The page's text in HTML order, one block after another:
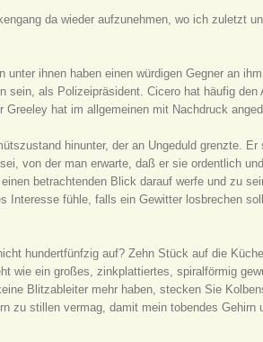
da wieder aufzunehmen, wo ich zuletzt
ihnen haben einen würdigen Gegner an
als Polizeipräsident. Cicero hat häufig
hat im allgemeinen mit Nachdruck
hinunter, der an Ungeduld grenzte.
von der man erwarte, daß er sie ordentlich
betrachtenden Blick darauf werfe und zu
fühle, falls ein Gewitter losbrechen
hundertfünfzig auf? Zehn Stück auf die
wie ein großes, zinkplattiertes, spiralförmig
Blitzableiter mehr haben, stecken Sie
zu stillen vermag, damit mein tobendes